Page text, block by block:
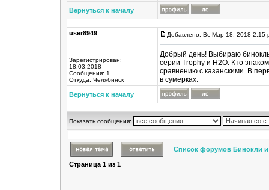
Вернуться к началу
user8949
Зарегистрирован:
18.03.2018
Сообщения: 1
Откуда: Челябинск
Добавлено: Вс Мар 18, 2018 2:15
Добрый день! Выбираю
серии Trophy и H2O. Кто
сравнению с казанскими. В
в сумерках.
Вернуться к началу
Показать сообщения:
Список форумов Бинокли и
Страница 1 из 1